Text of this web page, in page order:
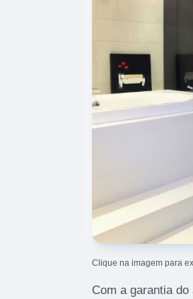
Clique na imagem para
Com a garantia